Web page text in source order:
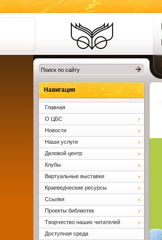
Библиотеки
Клина. Клинская
ЦБС.
Навигация
Главная
О ЦБС
Новости
Наши услуги
Деловой центр
Клубы
Виртуальные выставки
Краеведческие ресурсы
Ссылки
Проекты библиотек
Творчество наших читателей
Доступная среда